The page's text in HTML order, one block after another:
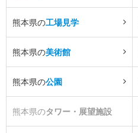
熊本県の工場見学
熊本県の美術館
熊本県の公園
熊本県のタワー・展望施設